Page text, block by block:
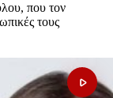
που τον
τους